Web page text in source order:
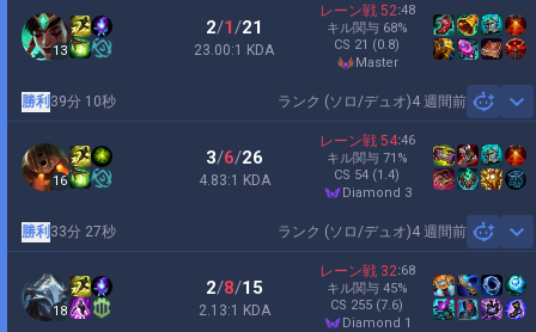
13
2/1/21
23.00:1 KDA
レーン戦 52:48
キル関与 68%
CS 21 (0.8)
master
ランク (ソロ/デュオ)4 週間前
勝利 39分 10秒
16
3/6/26
4.83:1 KDA
レーン戦 54:46
キル関与 71 %
CS 54 (1.4)
diamond 3
ランク (ソロ/デュオ)4 週間前
勝利 33分 27秒
18
2/8/15
2.13:1 KDA
レーン戦 32:68
キル関与 45%
CS 255 (7.6)
diamond 1